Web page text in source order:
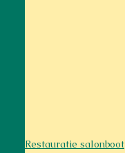
Restauratie salonboot